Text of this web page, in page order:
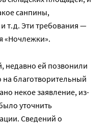
санпины,
т.д. Эти требования —
«Ночлежки».
недавно ей позвонили
благотворительный
некое заявление, из-
уточнить
Сведений о